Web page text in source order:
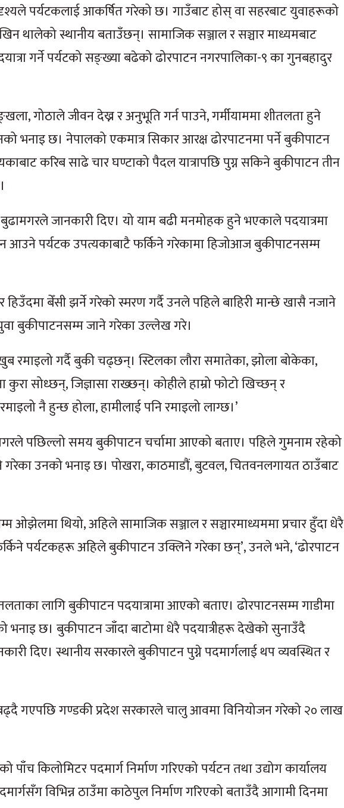
पर्यटकलाई आकर्षित गरेको छ। गाउँबाट होस् वा सहरबाट युवाहरूको
थालेको स्थानीय बताउँछन्। सामाजिक सञ्जाल र सञ्चार माध्यमबाट
गर्ने पर्यटको सङ्ख्या बढेको ढोरपाटन नगरपालिका-९ का गुनबहादुर
गोठाले जीवन देख्न र अनुभूति गर्न पाउने, गर्मीयाममा शीतलता हुने
भनाइ छ। नेपालको एकमात्र सिकार आरक्ष ढोरपाटनमा पर्ने बुकीपाटन
करिब साढे चार घण्टाको पैदल यात्रापछि पुग्न सकिने बुकीपाटन तीन
जानकारी दिए। यो याम बढी मनमोहक हुने भएकाले पदयात्रमा
पर्यटक उपत्यकाबाटै फर्किने गरेकामा हिजोआज बुकीपाटनसम्म
बेँसी झर्ने गरेको स्मरण गर्दै उनले पहिले बाहिरी मान्छे खासै नजाने
बुकीपाटनसम्म जाने गरेका उल्लेख गरे।
गर्दै बुकी चढ्छन्। स्टिलका लौरा समातेका, झोला बोकेका,
सोध्छन्, जिज्ञासा राख्छन्। कोहीले हाम्रो फोटो खिच्छन् र
नै हुन्छ होला, हामीलाई पनि रमाइलो लाग्छ।’
मगरले पछिल्लो समय बुकीपाटन चर्चामा आएको बताए। पहिले गुमनाम रहेको
गरेका उनको भनाइ छ। पोखरा, काठमाडौं, बुटवल, चितवनलगायत ठाउँबाट
थियो, अहिले सामाजिक सञ्जाल र सञ्चारमाध्यममा प्रचार हुँदा धेरै
पर्यटकहरू अहिले बुकीपाटन उक्लिने गरेका छन्’, उनले भने, ‘ढोरपाटन
लागि बुकीपाटन पदयात्रामा आएको बताए। ढोरपाटनसम्म गाडीमा
भनाइ छ। बुकीपाटन जाँदा बाटोमा धेरै पदयात्रीहरू देखेको सुनाउँदै
दिए। स्थानीय सरकारले बुकीपाटन पुग्ने पदमार्गलाई थप व्यवस्थित र
गएपछि गण्डकी प्रदेश सरकारले चालु आवमा विनियोजन गरेको २० लाख
पाँच किलोमिटर पदमार्ग निर्माण गरिएको पर्यटन तथा उद्योग कार्यालय
विभिन्न ठाउँमा काठेपुल निर्माण गरिएको बताउँदै आगामी दिनमा